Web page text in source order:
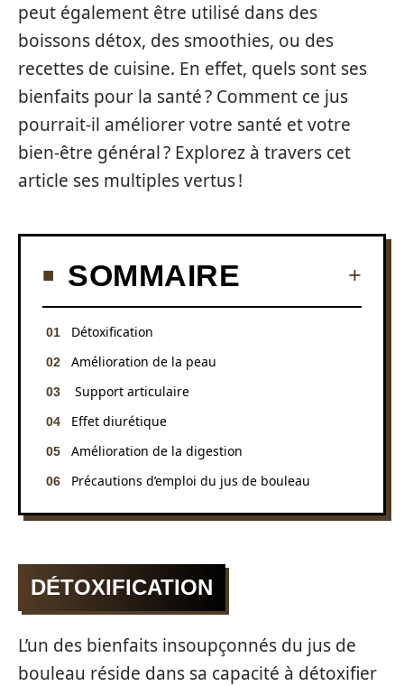
peut également être utilisé dans des
boissons détox, des smoothies, ou des
recettes de cuisine. En effet, quels sont ses
bienfaits pour la santé ? Comment ce jus
pourrait-il améliorer votre santé et votre
bien-être général ? Explorez à travers cet
article ses multiples vertus !
SOMMAIRE
Détoxification
Amélioration de la peau
Support articulaire
Effet diurétique
Amélioration de la digestion
Précautions d’emploi du jus de bouleau
DÉTOXIFICATION
L’un des bienfaits insoupçonnés du jus de
bouleau réside dans sa capacité à détoxifier